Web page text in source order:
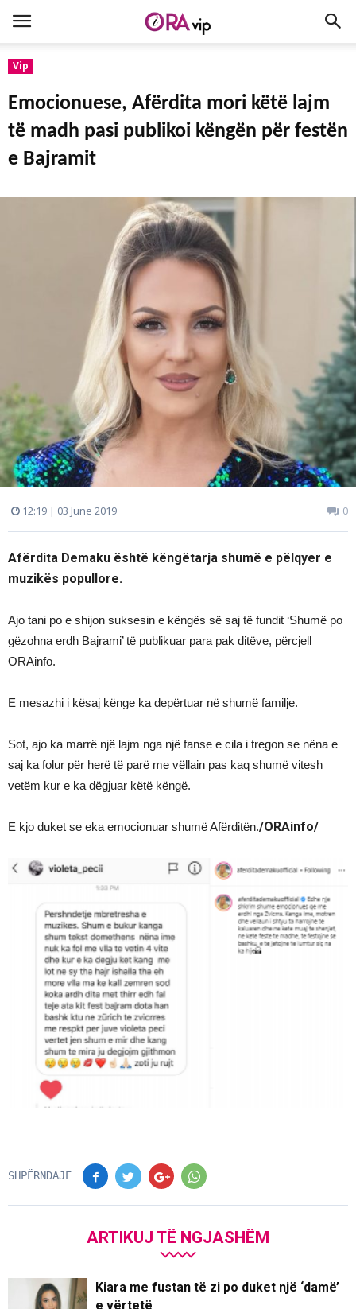
Vip
Emocionuese, Afërdita mori këtë lajm
të madh pasi publikoi këngën për festën
e Bajramit
12:19 | 03 June 2019 0
Afërdita Demaku është këngëtarja shumë e pëlqyer e
muzikës popullore.
Ajo tani po e shijon suksesin e këngës së saj të fundit ‘Shumë po
gëzohna erdh Bajrami’ të publikuar para pak ditëve, përcjell
ORAinfo.
E mesazhi i kësaj kënge ka depërtuar në shumë familje.
Sot, ajo ka marrë një lajm nga një fanse e cila i tregon se nëna e
saj ka folur për herë të parë me vëllain pas kaq shumë vitesh
vetëm kur e ka dëgjuar këtë këngë.
E kjo duket se eka emocionuar shumë Afërditën./ORAinfo/
SHPËRNDAJE
ARTIKUJ TË NGJASHËM
Kiara me fustan të zi po duket një ‘damë’
e vërtetë